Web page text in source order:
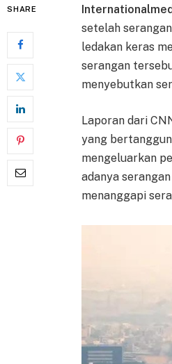
SHARE
setelah
ledakan keras
serangan
menyebutkan
Laporan dari
yang
mengeluarkan
adanya
menanggapi